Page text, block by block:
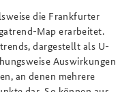
die Frankfurter
Map erarbeitet.
dargestellt als U-
Auswirkungen
an denen mehrere